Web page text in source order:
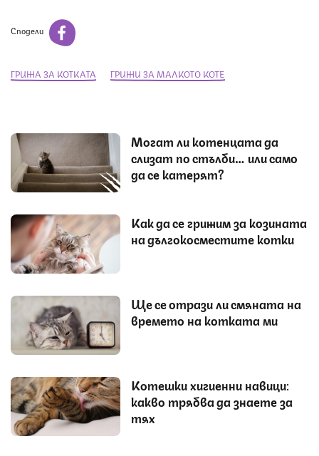
Сподели
ГРИЖА ЗА КОТКАТА ГРИЖИ ЗА МАЛКОТО КОТЕ
Могат ли котенцата да
слизат по стълби… или само
да се катерят?
Как да се грижим за козината
на дългокосместите котки
Ще се отрази ли смяната на
времето на котката ми
Котешки хигиенни навици:
какво трябва да знаете за
тях